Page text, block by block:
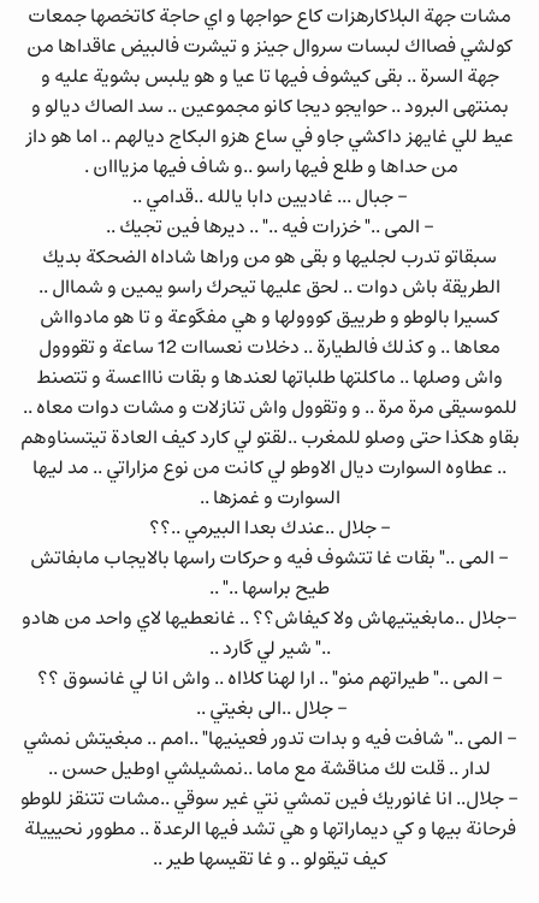
مشات جهة البلاكارهزات كاع حواجها و اي حاجة كاتخصها جمعات
كولشي فصااك لبسات سروال جينز و تيشرت فالبيض عاقداها من
جهة السرة .. بقى كيشوف فيها تا عيا و هو يلبس بشوية عليه و
بمنتهى البرود .. حوايجو ديجا كانو مجموعين .. سد الصاك ديالو و
عيط للي غايهز داكشي جاو في ساع هزو البكاج ديالهم .. اما هو داز
من حداها و طلع فيها راسو ..و شاف فيها مزيااان .
- جبال ... غاديين دابا يالله ..قدامي ..
- المى .." خزرات فيه .." .. ديرها فين تجيك ..
سبقاتو تدرب لجليها و بقى هو من وراها شاداه الضحكة بديك
الطريقة باش دوات .. لحق عليها تيحرك راسو يمين و شماال ..
كسيرا بالوطو و طرييق كووولها و هي مفگوعة و تا هو مادوااش
معاها .. و كذلك فالطيارة .. دخلات نعساات 12 ساعة و تقووول
واش وصلها .. ماكلتها طلباتها لعندها و بقات ناااعسة و تتصنط
للموسيقى مرة مرة .. و وتقوول واش تنازلات و مشات دوات معاه ..
بقاو هكذا حتى وصلو للمغرب ..لقتو لي كارد كيف العادة تيتسناوهم
.. عطاوه السوارت ديال الاوطو لي كانت من نوع مزاراتي .. مد ليها
السوارت و غمزها ..
- جلال ..عندك بعدا البيرمي ..؟؟
- المى .." بقات غا تتشوف فيه و حركات راسها بالايجاب مابفاتش
طيح براسها .." ..
-جلال ..مابغيتيهاش ولا كيفاش؟؟ .. غانعطيها لاي واحد من هادو
.." شير لي گارد ..
- المى .." طيراتهم منو" .. ارا لهنا كلااه .. واش انا لي غانسوق ؟؟
- جلال ..الى بغيتي ..
- المى .." شافت فيه و بدات تدور فعينيها" ..امم .. مبغيتش نمشي
لدار .. قلت لك مناقشة مع ماما ..نمشيلشي اوطيل حسن ..
- جلال.. انا غانوريك فين تمشي نتي غير سوقي ..مشات تتنقز للوطو
فرحانة بيها و كي ديماراتها و هي تشد فيها الرعدة .. مطوور نحيييلة
كيف تيقولو .. و غا تقيسها طير ..